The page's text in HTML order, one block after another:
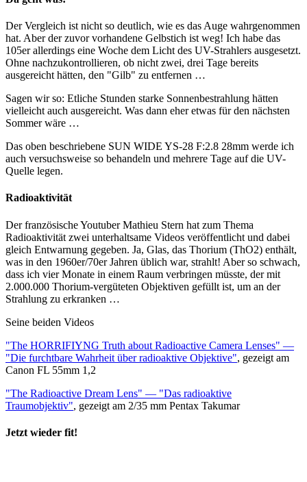
Der Vergleich ist nicht so deutlich, wie es das Auge wahrgenommen
hat. Aber der zuvor vorhandene Gelbstich ist weg! Ich habe das
105er allerdings eine Woche dem Licht des UV-Strahlers ausgesetzt.
Ohne nachzukontrollieren, ob nicht zwei, drei Tage bereits
ausgereicht hätten, den "Gilb" zu entfernen …
Sagen wir so: Etliche Stunden starke Sonnenbestrahlung hätten
vielleicht auch ausgereicht. Was dann eher etwas für den nächsten
Sommer wäre …
Das oben beschriebene SUN WIDE YS-28 F:2.8 28mm werde ich
auch versuchsweise so behandeln und mehrere Tage auf die UV-
Quelle legen.
Radioaktivität
Der französische Youtuber Mathieu Stern hat zum Thema
Radioaktivität zwei unterhaltsame Videos veröffentlicht und dabei
gleich Entwarnung gegeben. Ja, Glas, das Thorium (ThO2) enthält,
was in den 1960er/70er Jahren üblich war, strahlt! Aber so schwach,
dass ich vier Monate in einem Raum verbringen müsste, der mit
2.000.000 Thorium-vergüteten Objektiven gefüllt ist, um an der
Strahlung zu erkranken …
Seine beiden Videos
"The HORRIFIYNG Truth about Radioactive Camera Lenses" —
"Die furchtbare Wahrheit über radioaktive Objektive", gezeigt am
Canon FL 55mm 1,2
"The Radioactive Dream Lens" — "Das radioaktive
Traumobjektiv", gezeigt am 2/35 mm Pentax Takumar
Jetzt wieder fit!